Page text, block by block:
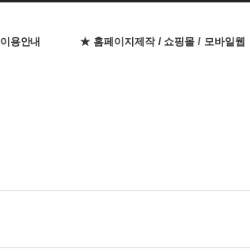
이용안내 ★ 홈페이지제작 / 쇼핑몰 / 모바일웹